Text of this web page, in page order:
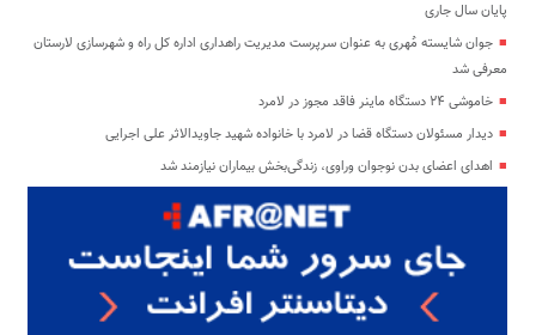
پایان سال جاری
جوان شایسته مُهری به عنوان سرپرست مدیریت راهداری اداره کل راه و شهرسازی لارستان
معرفی شد
خاموشی ۲۴ دستگاه ماینر فاقد مجوز در لامرد
دیدار مسئولان دستگاه قضا در لامرد با خانواده شهید جاویدالاثر علی اجرایی
اهدای اعضای بدن نوجوان وراوی، زندگی‌بخش بیماران نیازمند شد